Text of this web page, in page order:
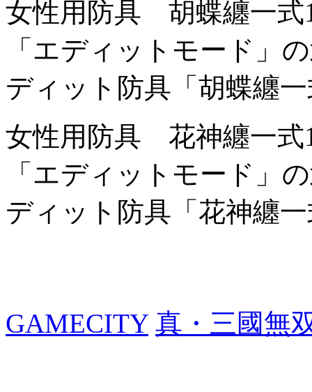
女性用防具 胡蝶纏一式
「エディットモード」
ディット防具「胡蝶纏
女性用防具 花神纏一式
「エディットモード」
ディット防具「花神纏
GAMECITY 真・三國無